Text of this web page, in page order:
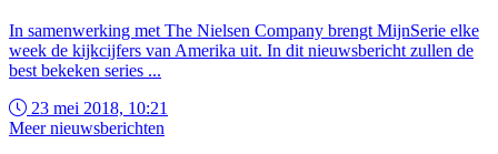
In samenwerking met The Nielsen Company brengt MijnSerie elke
week de kijkcijfers van Amerika uit. In dit nieuwsbericht zullen de
best bekeken series ...
23 mei 2018, 10:21
Meer nieuwsberichten